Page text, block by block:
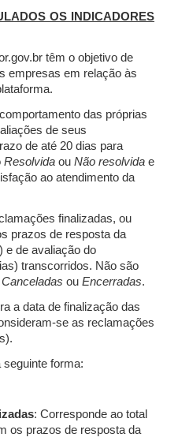
OS INDICADORES
têm o objetivo de
empresas em relação às
das próprias
de seus
de até 20 dias para
Resolvida ou Não resolvida e
ao atendimento da
finalizadas, ou
prazos de resposta da
e de avaliação do
transcorridos. Não são
Canceladas ou Encerradas.
a data de finalização das
se as reclamações
forma:
: Corresponde ao total
os prazos de resposta da